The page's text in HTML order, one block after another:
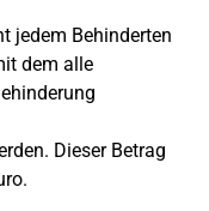
jedem Behinderten
dem alle
Dieser Betrag